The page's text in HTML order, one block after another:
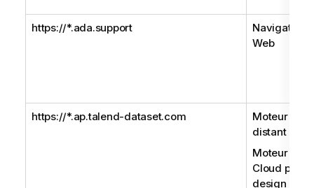
https://*.ada.support
Navigateur
Web
https://*.ap.talend-dataset.com
Moteur
distant
Moteur
Cloud pour
design